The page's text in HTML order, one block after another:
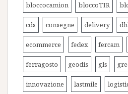
bloccocamion bloccoTIR
cds consegne delivery
ecommerce fedex fercam
ferragosto geodis gls
innovazione lastmile